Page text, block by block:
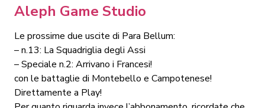
Aleph Game Studio
Le prossime due uscite di Para Bellum:
– n.13: La Squadriglia degli Assi
– Speciale n.2: Arrivano i Francesi!
con le battaglie di Montebello e Campotenese!
Direttamente a Play!